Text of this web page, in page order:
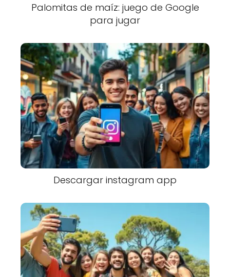
Palomitas de maíz: juego de Google
para jugar
Descargar instagram app